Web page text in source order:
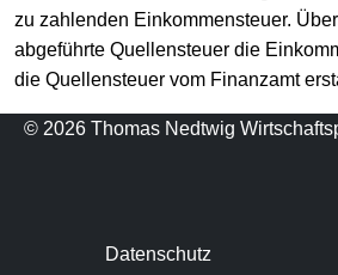
zu zahlenden Einkommensteuer.
abgeführte Quellensteuer die
die Quellensteuer vom Finanzamt
© 2026 Thomas Nedtwig
Datenschutz